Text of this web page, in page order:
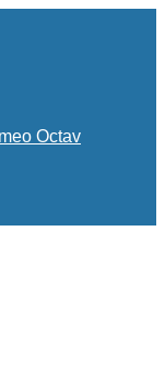
Octav